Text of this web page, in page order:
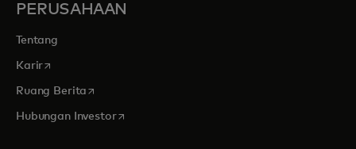
PERUSAHAAN
Tentang
Kariropens in a new tab
Ruang Berita opens in a new tab
Hubungan Investoropens in a new tab